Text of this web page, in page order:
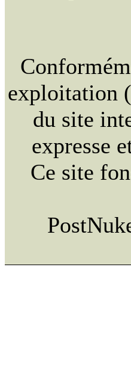
exploitation
du site
expresse
Ce site